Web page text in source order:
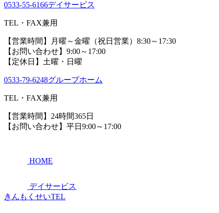
0533-55-6166デイサービス
TEL・FAX兼用
【営業時間】月曜～金曜（祝日営業）8:30～17:30
【お問い合わせ】9:00～17:00
【定休日】土曜・日曜
0533-79-6248グループホーム
TEL・FAX兼用
【営業時間】24時間365日
【お問い合わせ】平日9:00～17:00
HOME
デイサービス
きんもくせいTEL